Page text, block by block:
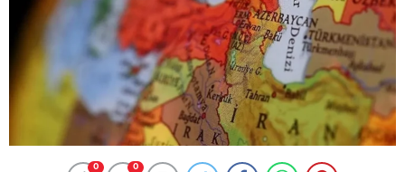
0 0